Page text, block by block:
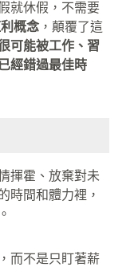
就休假，不需要
概念 ，顛覆了這
可能被工作、習
經錯過最佳時
揮霍、放棄對未
時間和體力裡，
而不是只盯著薪